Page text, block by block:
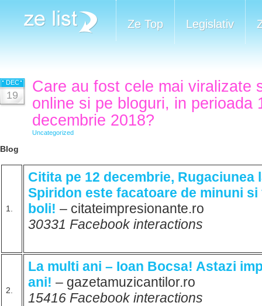
Ze Top Legislativ
DEC
19
Care au fost cele mai viralizate
online si pe bloguri, in perioada
decembrie 2018?
Uncategorized
Blog
1.
Citita pe 12 decembrie, Rugaciunea
Spiridon este facatoare de minuni
boli! – citateimpresionante.ro
30331 Facebook interactions
2.
La multi ani – Ioan Bocsa! Astazi
ani! – gazetamuzicantilor.ro
15416 Facebook interactions